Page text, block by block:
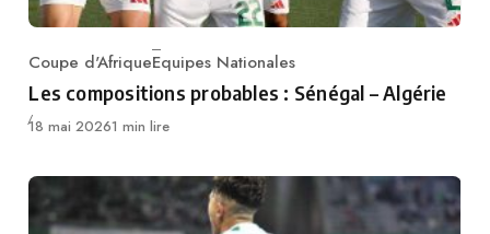
Category
Coupe d'AfriqueEquipes Nationales
Les compositions probables : Sénégal – Algérie
Publié
18 mai 20261 min lire